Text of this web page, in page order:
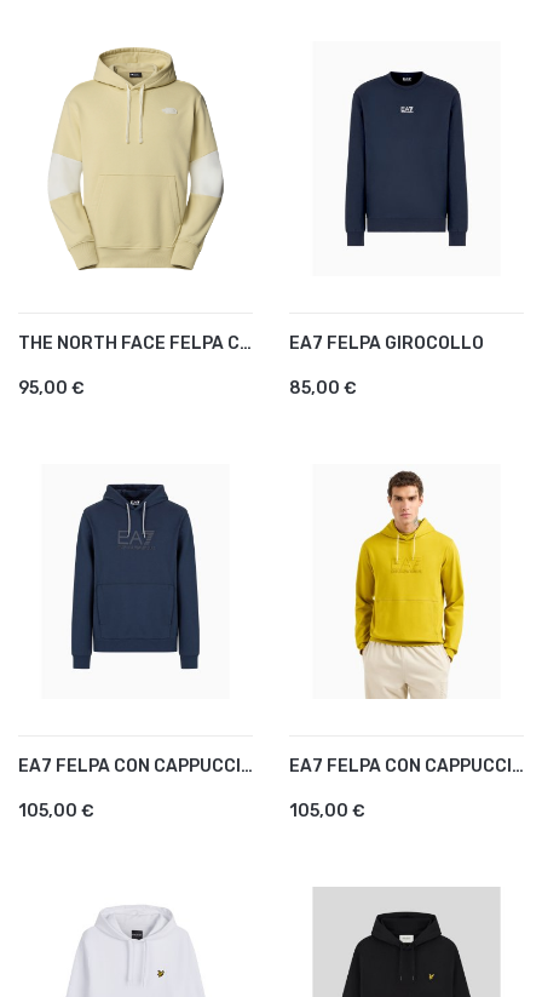
THE NORTH FACE FELPA CON...
95,00 €
EA7 FELPA GIROCOLLO
85,00 €
EA7 FELPA CON CAPPUCCIO...
105,00 €
EA7 FELPA CON CAPPUCCIO...
105,00 €